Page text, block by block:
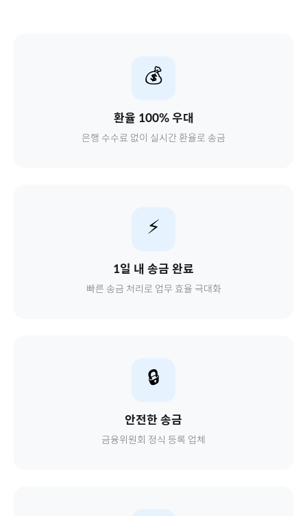
💰
환율 100% 우대
은행 수수료 없이 실시간 환율로 송금
⚡
1일 내 송금 완료
빠른 송금 처리로 업무 효율 극대화
🔒
안전한 송금
금융위원회 정식 등록 업체